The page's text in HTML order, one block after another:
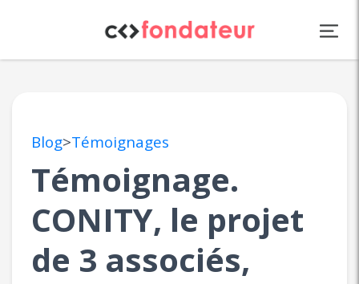
Blog>Témoignages
Témoignage.
CONITY, le projet
de 3 associés,